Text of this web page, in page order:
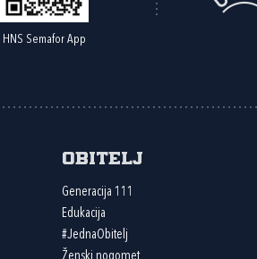
HNS Semafor App
Obitelj
Generacija 111
Edukacija
#JednaObitelj